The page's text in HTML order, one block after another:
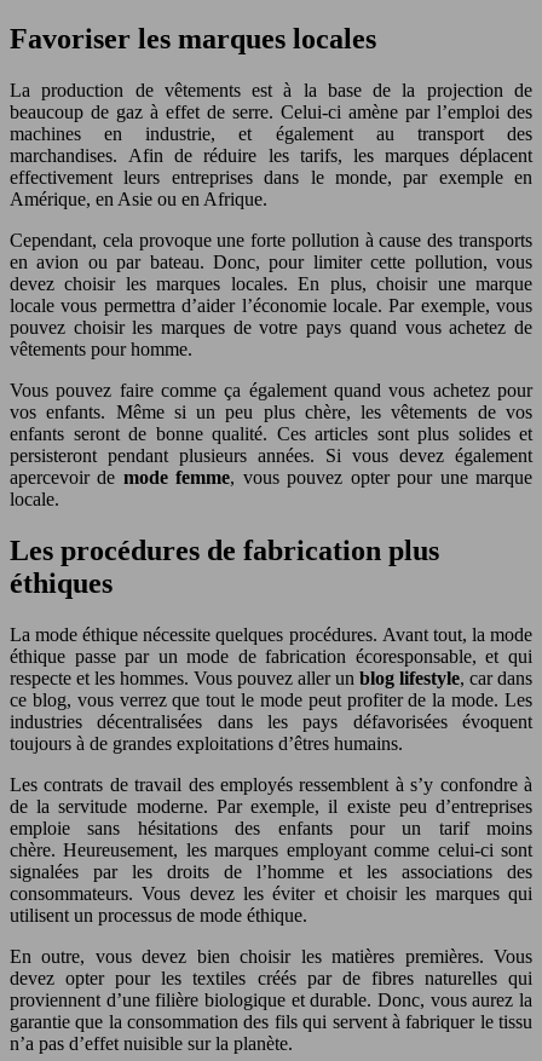
Favoriser les marques locales
La production de vêtements est à la base de la projection de
beaucoup de gaz à effet de serre. Celui-ci amène par l’emploi des
machines en industrie, et également au transport des
marchandises. Afin de réduire les tarifs, les marques déplacent
effectivement leurs entreprises dans le monde, par exemple en
Amérique, en Asie ou en Afrique.
Cependant, cela provoque une forte pollution à cause des transports
en avion ou par bateau. Donc, pour limiter cette pollution, vous
devez choisir les marques locales. En plus, choisir une marque
locale vous permettra d’aider l’économie locale. Par exemple, vous
pouvez choisir les marques de votre pays quand vous achetez de
vêtements pour homme.
Vous pouvez faire comme ça également quand vous achetez pour
vos enfants. Même si un peu plus chère, les vêtements de vos
enfants seront de bonne qualité. Ces articles sont plus solides et
persisteront pendant plusieurs années. Si vous devez également
apercevoir de mode femme, vous pouvez opter pour une marque
locale.
Les procédures de fabrication plus
éthiques
La mode éthique nécessite quelques procédures. Avant tout, la mode
éthique passe par un mode de fabrication écoresponsable, et qui
respecte et les hommes. Vous pouvez aller un blog lifestyle, car dans
ce blog, vous verrez que tout le mode peut profiter de la mode. Les
industries décentralisées dans les pays défavorisées évoquent
toujours à de grandes exploitations d’êtres humains.
Les contrats de travail des employés ressemblent à s’y confondre à
de la servitude moderne. Par exemple, il existe peu d’entreprises
emploie sans hésitations des enfants pour un tarif moins
chère. Heureusement, les marques employant comme celui-ci sont
signalées par les droits de l’homme et les associations des
consommateurs. Vous devez les éviter et choisir les marques qui
utilisent un processus de mode éthique.
En outre, vous devez bien choisir les matières premières. Vous
devez opter pour les textiles créés par de fibres naturelles qui
proviennent d’une filière biologique et durable. Donc, vous aurez la
garantie que la consommation des fils qui servent à fabriquer le tissu
n’a pas d’effet nuisible sur la planète.